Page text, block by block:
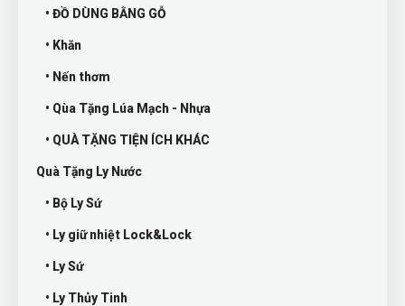
• ĐỒ DÙNG BẰNG GỖ
• Khăn
• Nến thơm
• Qùa Tặng Lúa Mạch - Nhựa
• QUÀ TẶNG TIỆN ÍCH KHÁC
Quà Tặng Ly Nước
• Bộ Ly Sứ
• Ly giữ nhiệt Lock&Lock
• Ly Sứ
• Ly Thủy Tinh